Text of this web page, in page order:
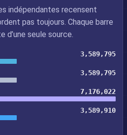
indépendantes recensent
pas toujours. Chaque barre
d’une seule source.
3,589,795
3,589,795
7,176,022
3,589,910